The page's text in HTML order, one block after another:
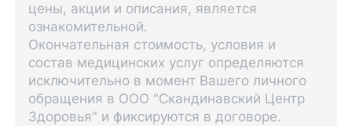
цены, акции и описания, является
ознакомительной.
Окончательная стоимость, условия и
состав медицинских услуг определяются
исключительно в момент Вашего личного
обращения в ООО "Скандинавский Центр
Здоровья" и фиксируются в договоре.